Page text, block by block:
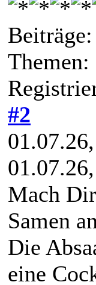
Themen:
#2
Mach
Samen
Die
eine